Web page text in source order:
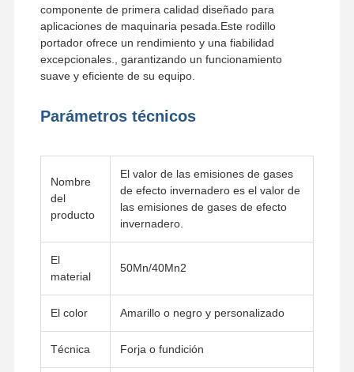
Sobre
Nosotros
Visita A La
Fábrica
Calidad
Todos Los
Solicitar Una
Partes del tren
rodillo de pista
Rodillo de transporte
Front Idler
piñón de cadena
Cadena de vías
componente de primera calidad diseñado para
aplicaciones de maquinaria pesada.Este rodillo
portador ofrece un rendimiento y una fiabilidad
excepcionales., garantizando un funcionamiento
suave y eficiente de su equipo.
Parámetros técnicos
Nombre
del
producto
El valor de las emisiones de gases
de efecto invernadero es el valor de
las emisiones de gases de efecto
invernadero.
El
material
50Mn/40Mn2
El color Amarillo o negro y personalizado
Técnica Forja o fundición